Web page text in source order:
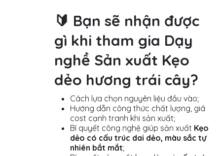
🔰 Bạn sẽ nhận được
gì khi tham gia Dạy
nghề Sản xuất Kẹo
dẻo hương trái cây?
Cách lựa chọn nguyên liệu đầu vào;
Hướng dẫn công thức chất lượng, giá
cost cạnh tranh khi sản xuất;
Bí quyết công nghệ giúp sản xuất Kẹo
dẻo có cấu trúc dai dẻo, màu sắc tự
nhiên bắt mắt;